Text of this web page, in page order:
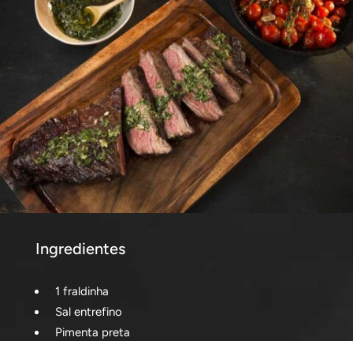
Ingredientes
1 fraldinha
Sal entrefino
Pimenta preta